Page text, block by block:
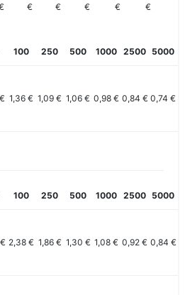
€
€
€
€
€
100 250 500 1000 2500 5000
1,36 € 1,09 € 1,06 € 0,98 € 0,84 € 0,74 €
100 250 500 1000 2500 5000
2,38 € 1,86 € 1,30 € 1,08 € 0,92 € 0,84 €